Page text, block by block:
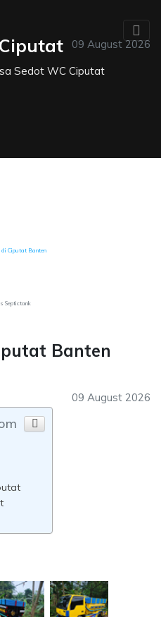
09 August 2026
Sedot WC Ciputat
di Ciputat Banten
Septictank
Banten
09 August 2026